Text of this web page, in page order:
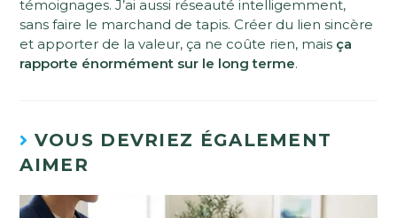
témoignages. J’ai aussi réseauté intelligemment,
sans faire le marchand de tapis. Créer du lien sincère
et apporter de la valeur, ça ne coûte rien, mais ça
rapporte énormément sur le long terme.
VOUS DEVRIEZ ÉGALEMENT
AIMER